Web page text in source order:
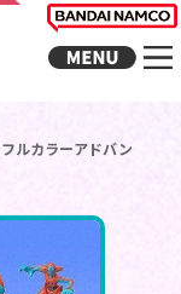
ルカラーアドバン